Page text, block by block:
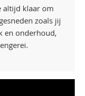
altijd klaar om
zoals jij
en onderhoud,